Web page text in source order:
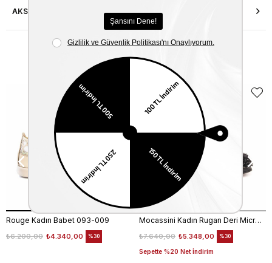
AKSESUAR ONARIMI
Benzer Ürünler
Rouge Kadın Babet 093-009
₺4.340,00
₺6.200,00 %30
Mocassini Kadın Rugan Deri Microlight Taban Siyah Babet Ayakkabı
₺5.348,00
₺7.640,00
Sepette %20 Net İndirim
%30
KODUYLA
%5
EKSTRA